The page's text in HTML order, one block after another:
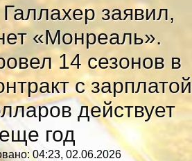
заявил,
«Монреаль».
14 сезонов в
с зарплатой
действует
еще год
04:23, 02.06.2026